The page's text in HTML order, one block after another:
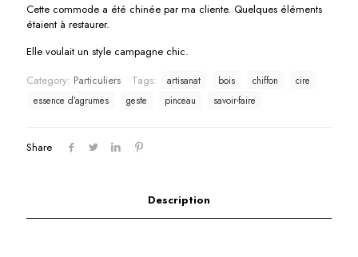
Cette commode a été chinée par ma cliente. Quelques éléments
étaient à restaurer.
Elle voulait un style campagne chic.
Category: Particuliers Tags: artisanat bois chiffon
cire
essence d’agrumes
geste pinceau savoir-faire
Share
Description